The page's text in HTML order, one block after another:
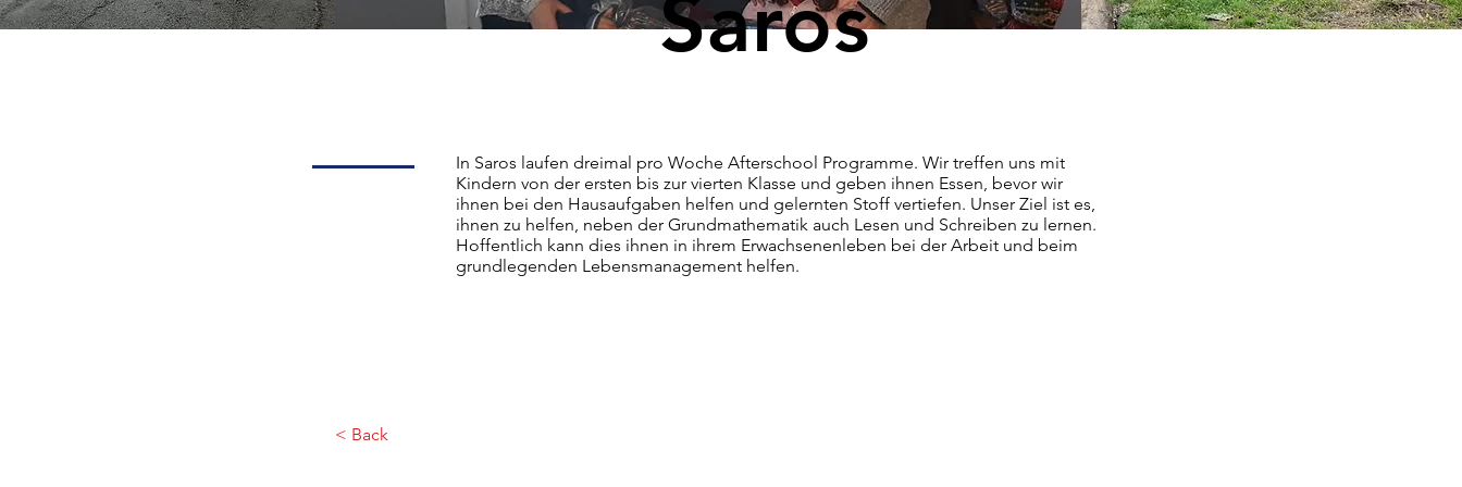
In Saros laufen dreimal pro Woche Afterschool Programme. Wir treffen uns mit
Kindern von der ersten bis zur vierten Klasse und geben ihnen Essen, bevor wir
ihnen bei den Hausaufgaben helfen und gelernten Stoff vertiefen. Unser Ziel ist es,
ihnen zu helfen, neben der Grundmathematik auch Lesen und Schreiben zu lernen.
Hoffentlich kann dies ihnen in ihrem Erwachsenenleben bei der Arbeit und beim
grundlegenden Lebensmanagement helfen.
< Back
Saros